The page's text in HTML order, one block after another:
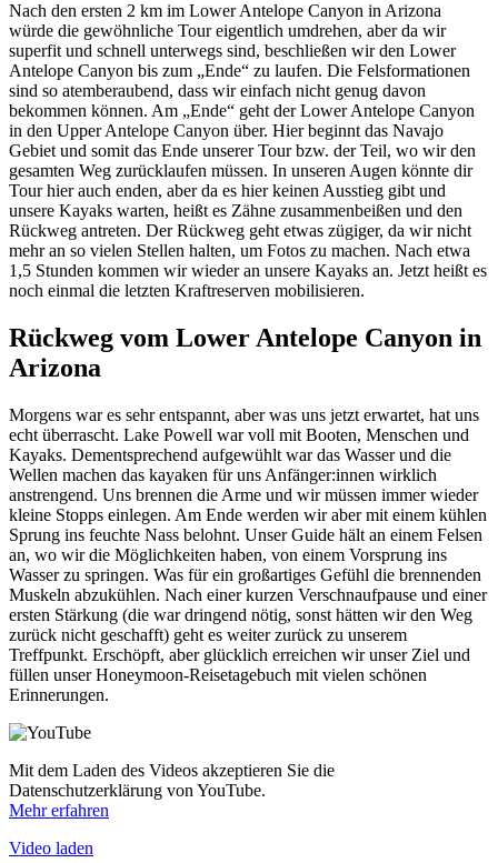
Nach den ersten 2 km im Lower Antelope Canyon in Arizona
würde die gewöhnliche Tour eigentlich umdrehen, aber da wir
superfit und schnell unterwegs sind, beschließen wir den Lower
Antelope Canyon bis zum „Ende“ zu laufen. Die Felsformationen
sind so atemberaubend, dass wir einfach nicht genug davon
bekommen können. Am „Ende“ geht der Lower Antelope Canyon
in den Upper Antelope Canyon über. Hier beginnt das Navajo
Gebiet und somit das Ende unserer Tour bzw. der Teil, wo wir den
gesamten Weg zurücklaufen müssen. In unseren Augen könnte dir
Tour hier auch enden, aber da es hier keinen Ausstieg gibt und
unsere Kayaks warten, heißt es Zähne zusammenbeißen und den
Rückweg antreten. Der Rückweg geht etwas zügiger, da wir nicht
mehr an so vielen Stellen halten, um Fotos zu machen. Nach etwa
1,5 Stunden kommen wir wieder an unsere Kayaks an. Jetzt heißt es
noch einmal die letzten Kraftreserven mobilisieren.
Rückweg vom Lower Antelope Canyon in
Arizona
Morgens war es sehr entspannt, aber was uns jetzt erwartet, hat uns
echt überrascht. Lake Powell war voll mit Booten, Menschen und
Kayaks. Dementsprechend aufgewühlt war das Wasser und die
Wellen machen das kayaken für uns Anfänger:innen wirklich
anstrengend. Uns brennen die Arme und wir müssen immer wieder
kleine Stopps einlegen. Am Ende werden wir aber mit einem kühlen
Sprung ins feuchte Nass belohnt. Unser Guide hält an einem Felsen
an, wo wir die Möglichkeiten haben, von einem Vorsprung ins
Wasser zu springen. Was für ein großartiges Gefühl die brennenden
Muskeln abzukühlen. Nach einer kurzen Verschnaufpause und einer
ersten Stärkung (die war dringend nötig, sonst hätten wir den Weg
zurück nicht geschafft) geht es weiter zurück zu unserem
Treffpunkt. Erschöpft, aber glücklich erreichen wir unser Ziel und
füllen unser Honeymoon-Reisetagebuch mit vielen schönen
Erinnerungen.
Mit dem Laden des Videos akzeptieren Sie die
Datenschutzerklärung von YouTube.
Mehr erfahren
Video laden